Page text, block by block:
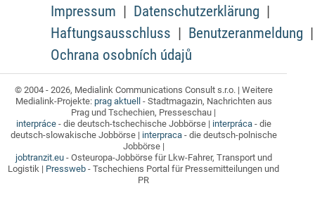
Impressum
Datenschutzerklärung
Haftungsausschluss
Benutzeranmeldung
Ochrana osobních údajů
© 2004 - 2026, Medialink Communications Consult s.r.o. | Weitere
Medialink-Projekte: prag aktuell - Stadtmagazin, Nachrichten aus
Prag und Tschechien, Presseschau |
interpráce- die deutsch-tschechische Jobbörse | interpráca- die
deutsch-slowakische Jobbörse | interpraca- die deutsch-polnische
Jobbörse |
jobtranzit.eu- Osteuropa-Jobbörse für Lkw-Fahrer, Transport und
Logistik | Pressweb - Tschechiens Portal für Pressemitteilungen und
PR